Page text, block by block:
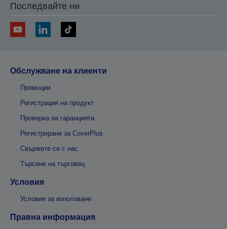
Последвайте ни
Обслужване на клиенти
Промоции
Регистрация на продукт
Проверка на гаранцията
Регистриране за CoverPlus
Свържете се с нас
Търсене на търговец
Условия
Условия за използване
Правна информация